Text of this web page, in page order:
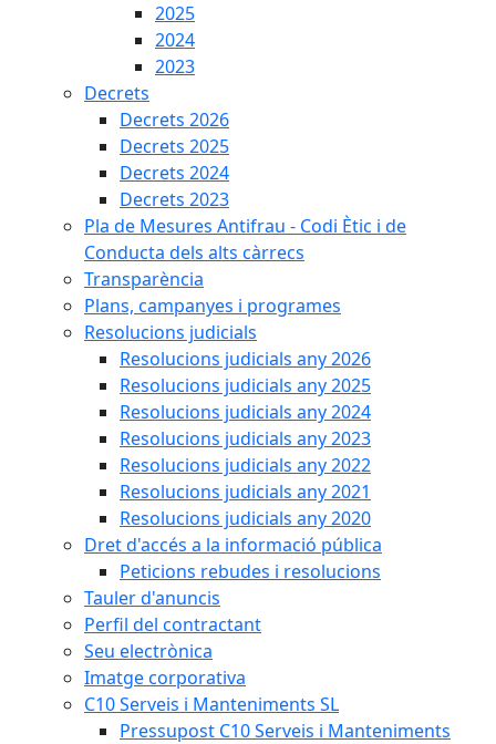
2025
2024
2023
Decrets
Decrets 2026
Decrets 2025
Decrets 2024
Decrets 2023
Pla de Mesures Antifrau - Codi Ètic i de
Conducta dels alts càrrecs
Transparència
Plans, campanyes i programes
Resolucions judicials
Resolucions judicials any 2026
Resolucions judicials any 2025
Resolucions judicials any 2024
Resolucions judicials any 2023
Resolucions judicials any 2022
Resolucions judicials any 2021
Resolucions judicials any 2020
Dret d'accés a la informació pública
Peticions rebudes i resolucions
Tauler d'anuncis
Perfil del contractant
Seu electrònica
Imatge corporativa
C10 Serveis i Manteniments SL
Pressupost C10 Serveis i Manteniments